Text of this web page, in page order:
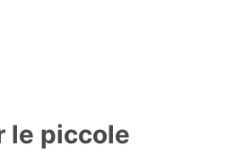
le piccole